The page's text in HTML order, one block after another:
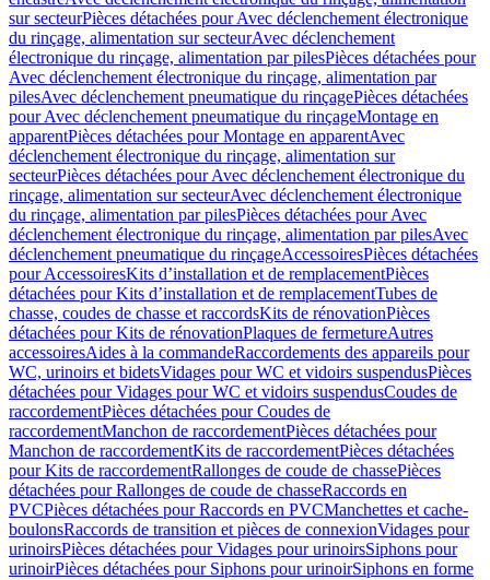
sur secteurPièces détachées pour Avec déclenchement électronique
du rinçage, alimentation sur secteurAvec déclenchement
électronique du rinçage, alimentation par pilesPièces détachées pour
Avec déclenchement électronique du rinçage, alimentation par
pilesAvec déclenchement pneumatique du rinçagePièces détachées
pour Avec déclenchement pneumatique du rinçageMontage en
apparentPièces détachées pour Montage en apparentAvec
déclenchement électronique du rinçage, alimentation sur
secteurPièces détachées pour Avec déclenchement électronique du
rinçage, alimentation sur secteurAvec déclenchement électronique
du rinçage, alimentation par pilesPièces détachées pour Avec
déclenchement électronique du rinçage, alimentation par pilesAvec
déclenchement pneumatique du rinçageAccessoiresPièces détachées
pour AccessoiresKits d’installation et de remplacementPièces
détachées pour Kits d’installation et de remplacementTubes de
chasse, coudes de chasse et raccordsKits de rénovationPièces
détachées pour Kits de rénovationPlaques de fermetureAutres
accessoiresAides à la commandeRaccordements des appareils pour
WC, urinoirs et bidetsVidages pour WC et vidoirs suspendusPièces
détachées pour Vidages pour WC et vidoirs suspendusCoudes de
raccordementPièces détachées pour Coudes de
raccordementManchon de raccordementPièces détachées pour
Manchon de raccordementKits de raccordementPièces détachées
pour Kits de raccordementRallonges de coude de chassePièces
détachées pour Rallonges de coude de chasseRaccords en
PVCPièces détachées pour Raccords en PVCManchettes et cache-
boulonsRaccords de transition et pièces de connexionVidages pour
urinoirsPièces détachées pour Vidages pour urinoirsSiphons pour
urinoirPièces détachées pour Siphons pour urinoirSiphons en forme